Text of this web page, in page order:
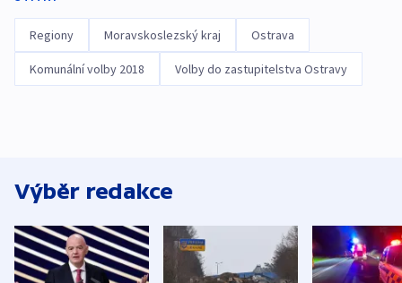
Regiony Moravskoslezský kraj Ostrava
Komunální volby 2018 Volby do zastupitelstva Ostravy
Výběr redakce